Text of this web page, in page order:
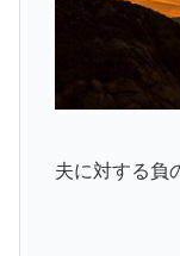
夫に対する負